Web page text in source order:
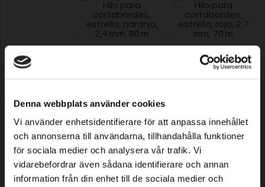
Denna webbplats använder cookies
Vi använder enhetsidentifierare för att anpassa innehållet
och annonserna till användarna, tillhandahålla funktioner
för sociala medier och analysera vår trafik. Vi
vidarebefordrar även sådana identifierare och annan
information från din enhet till de sociala medier och
Model: 611
11,99 EUR
En stock
Model: 615
11,99 EUR